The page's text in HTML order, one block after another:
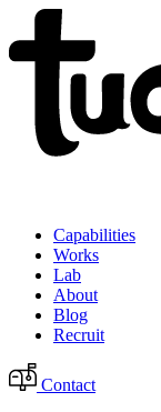
Capabilities
Works
Lab
About
Blog
Recruit
Contact